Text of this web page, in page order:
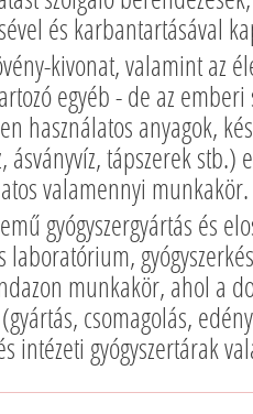
és karbantartásával
kivonat, valamint az
egyéb - de az emberi
használatos anyagok,
ásványvíz, tápszerek stb.)
valamennyi munkakör.
gyógyszergyártás és
laboratórium,
munkakör, ahol a
csomagolás,
intézeti gyógyszertárak